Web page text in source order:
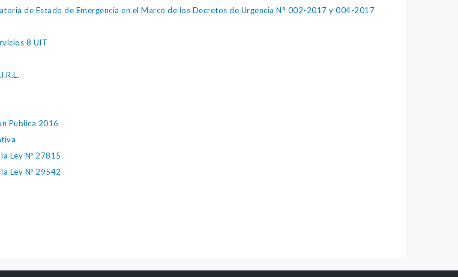
de Estado de Emergencia en el Marco de los Decretos de Urgencia N° 002-2017 y 004-2017
8 UIT
Publica 2016
Ley Nº 27815
Ley Nº 29542